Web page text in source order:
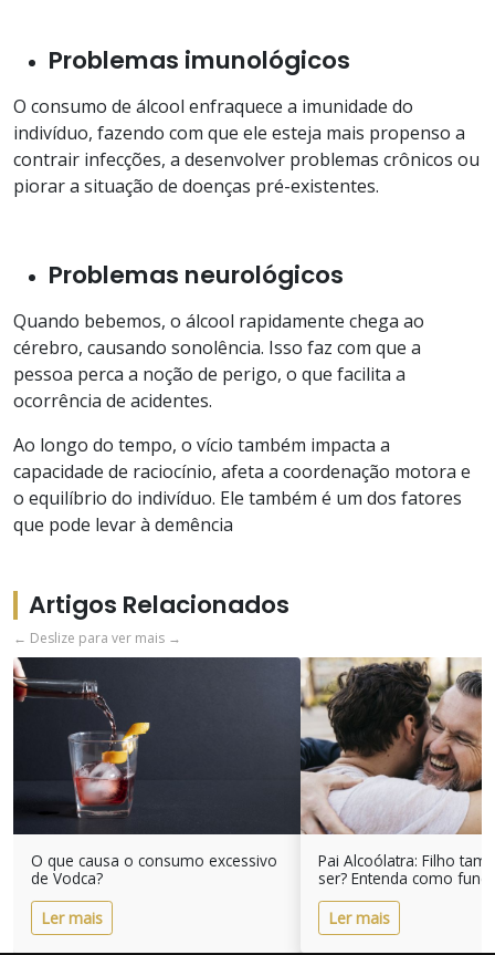
Problemas imunológicos
O consumo de álcool enfraquece a imunidade do
indivíduo, fazendo com que ele esteja mais propenso a
contrair infecções, a desenvolver problemas crônicos ou
piorar a situação de doenças pré-existentes.
Problemas neurológicos
Quando bebemos, o álcool rapidamente chega ao
cérebro, causando sonolência. Isso faz com que a
pessoa perca a noção de perigo, o que facilita a
ocorrência de acidentes.
Ao longo do tempo, o vício também impacta a
capacidade de raciocínio, afeta a coordenação motora e
o equilíbrio do indivíduo. Ele também é um dos fatores
que pode levar à demência
Artigos Relacionados
← Deslize para ver mais →
O que causa o consumo excessivo
de Vodca?
Ler mais
Pai Alcoólatra: Filho
ser? Entenda como
Ler mais